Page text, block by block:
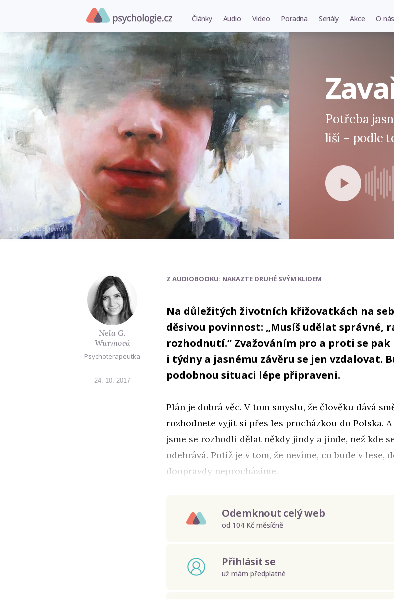
Články Audio Video Poradna Seriály Akce O nás
Ilustrace: Mia Bergeron
Potřeba
liší – podle
Nela G.
Wurmová
Psychoterapeutka
24. 10. 2017
Z AUDIOBOOKU: NAKAZTE DRUHÉ SVÝM KLIDEM
Na důležitých životních křižovatkách na
děsivou povinnost: „Musíš udělat správné,
rozhodnutí.“ Zvažováním pro a proti se
i týdny a jasnému závěru se jen vzdalovat.
podobnou situaci lépe připraveni.
Plán je dobrá věc. V tom smyslu, že člověku dává
rozhodnete vyjít si přes les procházkou do Polska.
jsme se rozhodli dělat někdy jindy a jinde, než kde
odehrává. Potíž je v tom, že nevíme, co bude v lese,
doopravdy neprocházíme.
Odemknout celý web
od 104 Kč měsíčně
Přihlásit se
už mám předplatné